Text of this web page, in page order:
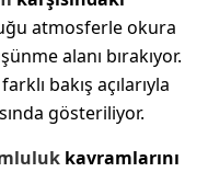
atmosferle okura
alanı bırakıyor.
bakış açılarıyla
gösteriliyor.
kavramlarını